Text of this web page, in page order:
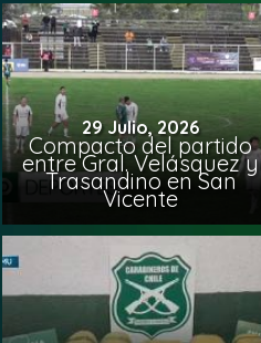
29 Julio, 2026
Compacto del partido
entre Gral. Velásquez y
Trasandino en San
Vicente